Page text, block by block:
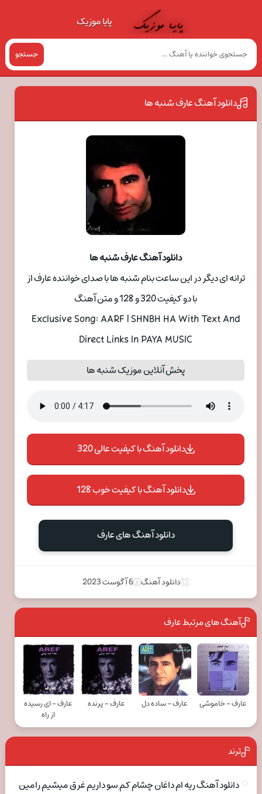
پایا موزیک
جستجو
دانلود آهنگ عارف شنبه ها
دانلود آهنگ عارف شنبه ها
ترانه ای دیگر در این ساعت بنام شنبه ها با صدای خواننده عارف از
با دو کیفیت 320 و 128 و متن آهنگ
Exclusive Song: AARF | SHNBH HA With Text And
Direct Links In PAYA MUSIC
پخش آنلاین موزیک شنبه ها
دانلود آهنگ با کیفیت عالی 320
دانلود آهنگ با کیفیت خوب 128
دانلود آهنگ های عارف
دانلود آهنگ 6 آگوست 2023
آهنگ های مرتبط عارف
عارف - خاموشی عارف - ساده دل عارف - پرنده
عارف - ای رسیده
از راه
ترند
دانلود آهنگ ریه ام داغان چشام کم سو داریم غرق میشیم رامین